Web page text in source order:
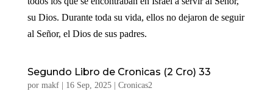
su Dios. Durante toda su vida, ellos no dejaron de seguir
al Señor, el Dios de sus padres.
Segundo Libro de Cronicas (2 Cro) 33
por makf| 16 Sep, 2025| Cronicas2